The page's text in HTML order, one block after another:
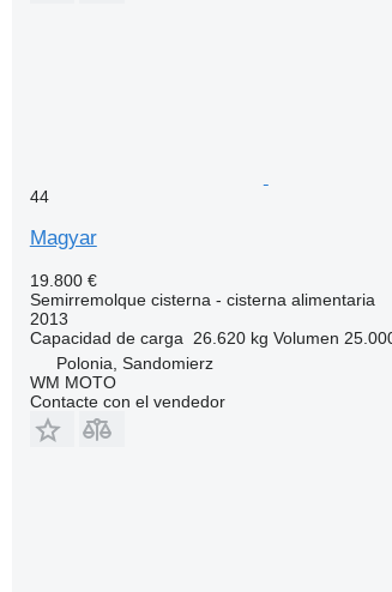
44
Magyar
19.800 €
Semirremolque cisterna - cisterna alimentaria
2013
Capacidad de carga
26.620 kg Volumen
Polonia, Sandomierz
WM MOTO
Contacte con el vendedor